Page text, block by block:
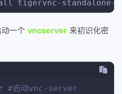
tigervnc-standalone-
一个 vncserver 来初识化密
#启动vnc-server